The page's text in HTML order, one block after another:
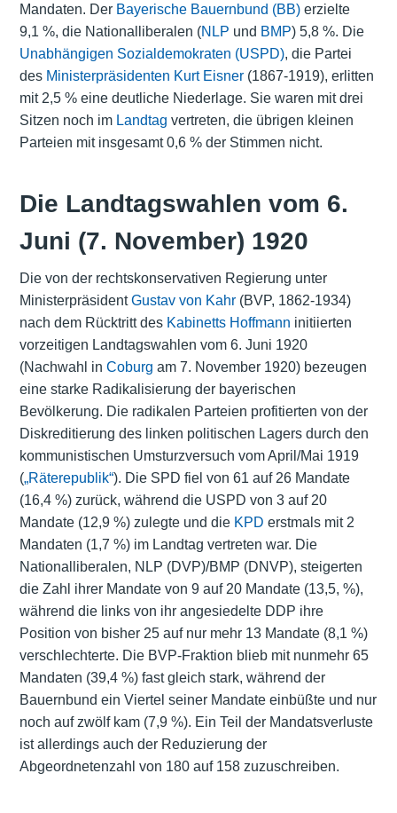
Mandaten. Der Bayerische Bauernbund (BB)erzielte
9,1 %, die Nationalliberalen (NLP und BMP) 5,8 %. Die
Unabhängigen Sozialdemokraten (USPD), die Partei
des Ministerpräsidenten Kurt Eisner(1867-1919), erlitten
mit 2,5 % eine deutliche Niederlage. Sie waren mit drei
Sitzen noch im Landtag vertreten, die übrigen kleinen
Parteien mit insgesamt 0,6 % der Stimmen nicht.
Die Landtagswahlen vom 6.
Juni (7. November) 1920
Die von der rechtskonservativen Regierung unter
MinisterpräsidentGustav von Kahr(BVP, 1862-1934)
nach dem Rücktritt des Kabinetts Hoffmann initiierten
vorzeitigen Landtagswahlen vom 6. Juni 1920
(Nachwahl in Coburg am 7. November 1920) bezeugen
eine starke Radikalisierung der bayerischen
Bevölkerung. Die radikalen Parteien profitierten von der
Diskreditierung des linken politischen Lagers durch den
kommunistischen Umsturzversuch vom April/Mai 1919
(„Räterepublik“). Die SPD fiel von 61 auf 26 Mandate
(16,4 %) zurück, während die USPD von 3 auf 20
Mandate (12,9 %) zulegte und die KPD erstmals mit 2
Mandaten (1,7 %) im Landtag vertreten war. Die
Nationalliberalen, NLP (DVP)/BMP (DNVP), steigerten
die Zahl ihrer Mandate von 9 auf 20 Mandate (13,5, %),
während die links von ihr angesiedelte DDP ihre
Position von bisher 25 auf nur mehr 13 Mandate (8,1 %)
verschlechterte. Die BVP-Fraktion blieb mit nunmehr 65
Mandaten (39,4 %) fast gleich stark, während der
Bauernbund ein Viertel seiner Mandate einbüßte und nur
noch auf zwölf kam (7,9 %). Ein Teil der Mandatsverluste
ist allerdings auch der Reduzierung der
Abgeordnetenzahl von 180 auf 158 zuzuschreiben.